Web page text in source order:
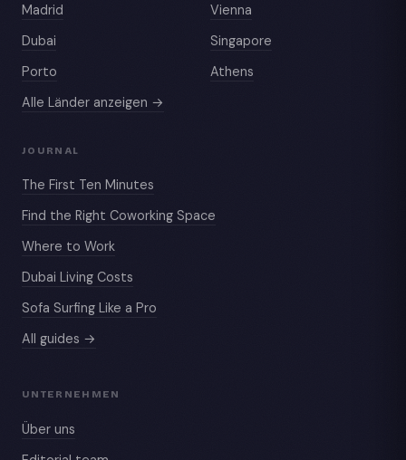
Madrid
Vienna
Dubai
Singapore
Porto
Athens
Alle Länder anzeigen →
JOURNAL
The First Ten Minutes
Find the Right Coworking Space
Where to Work
Dubai Living Costs
Sofa Surfing Like a Pro
All guides →
UNTERNEHMEN
Über uns